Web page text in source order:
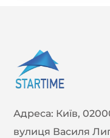
Адреса: Київ,
вулиця Василя